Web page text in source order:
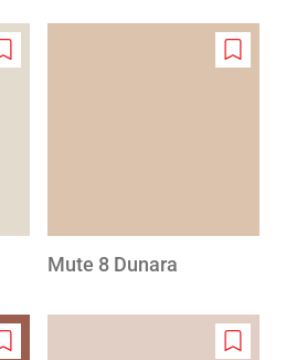
Add
Add
Mute 8 Dunara
Add Add